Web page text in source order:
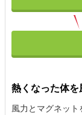
熱くなった体を
風力とマグネッ